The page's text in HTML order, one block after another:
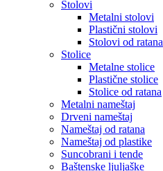
Stolovi
Metalni stolovi
Plastični stolovi
Stolovi od ratana
Stolice
Metalne stolice
Plastične stolice
Stolice od ratana
Metalni nameštaj
Drveni nameštaj
Nameštaj od ratana
Nameštaj od plastike
Suncobrani i tende
Baštenske ljuljaške